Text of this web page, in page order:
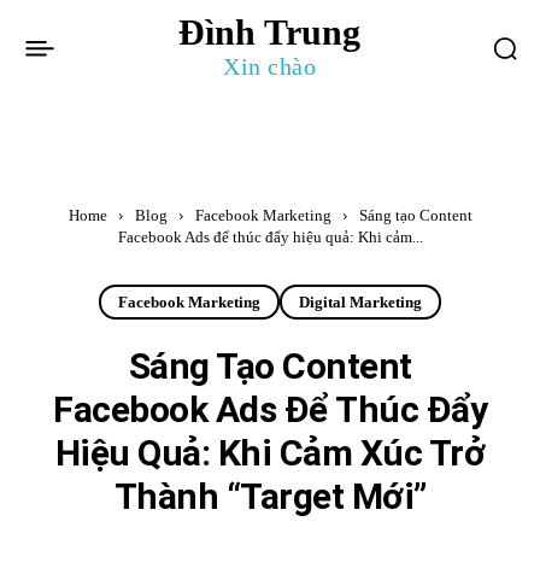
Đình Trung
Xin chào
Home Blog Facebook Marketing
Sáng tạo Content
Facebook Ads để thúc đẩy hiệu quả: Khi cảm...
Facebook Marketing Digital Marketing
Sáng Tạo Content
Facebook Ads Để Thúc Đẩy
Hiệu Quả: Khi Cảm Xúc Trở
Thành “Target Mới”